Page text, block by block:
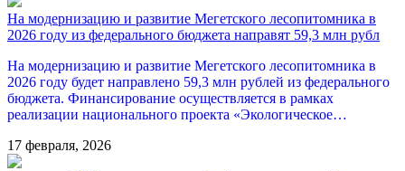
На модернизацию и развитие Мегетского лесопитомника в
2026 году из федерального бюджета направят 59,3 млн рубл
На модернизацию и развитие Мегетского лесопитомника в
2026 году будет направлено 59,3 млн рублей из федерального
бюджета. Финансирование осуществляется в рамках
реализации национального проекта «Экологическое…
17 февраля, 2026